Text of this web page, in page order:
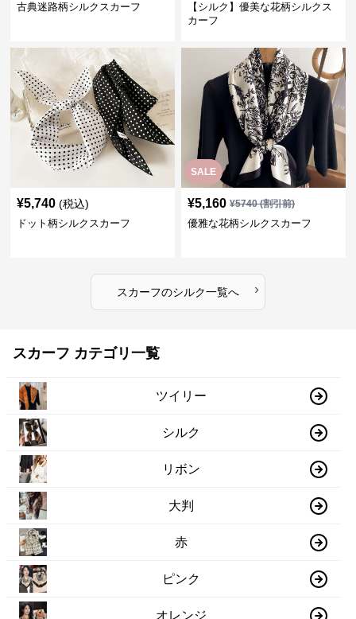
古典迷路柄シルクスカーフ
【シルク】優美な花柄シルクス
カーフ
¥5,740 (税込)
ドット柄シルクスカーフ
SALE
¥5,160 ¥5740(割引前)
優雅な花柄シルクスカーフ
スカーフのシルク一覧へ ›
スカーフ カテゴリ一覧
ツイリー
シルク
リボン
大判
赤
ピンク
オレンジ